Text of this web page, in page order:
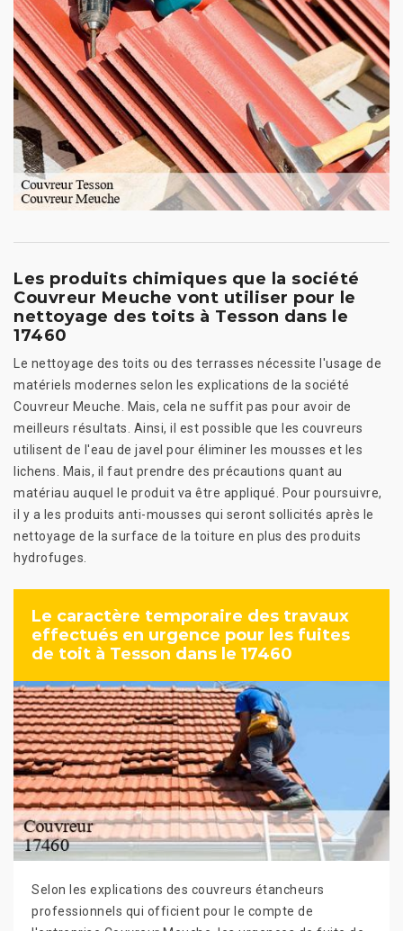
Les produits chimiques que la société
Couvreur Meuche vont utiliser pour le
nettoyage des toits à Tesson dans le
17460
Le nettoyage des toits ou des terrasses nécessite l'usage de
matériels modernes selon les explications de la société
Couvreur Meuche. Mais, cela ne suffit pas pour avoir de
meilleurs résultats. Ainsi, il est possible que les couvreurs
utilisent de l'eau de javel pour éliminer les mousses et les
lichens. Mais, il faut prendre des précautions quant au
matériau auquel le produit va être appliqué. Pour poursuivre,
il y a les produits anti-mousses qui seront sollicités après le
nettoyage de la surface de la toiture en plus des produits
hydrofuges.
Le caractère temporaire des travaux
effectués en urgence pour les fuites
de toit à Tesson dans le 17460
Selon les explications des couvreurs étancheurs
professionnels qui officient pour le compte de